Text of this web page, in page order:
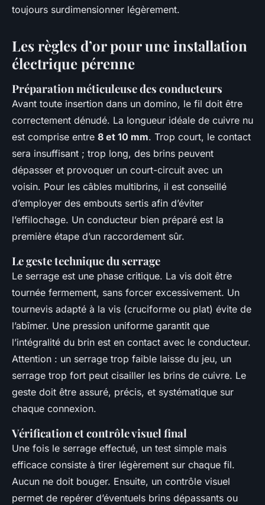
toujours surdimensionner légèrement.
Les règles d’or pour une installation
électrique pérenne
Préparation méticuleuse des conducteurs
Avant toute insertion dans un domino, le fil doit être
correctement dénudé. La longueur idéale de cuivre nu
est comprise entre 8 et 10 mm. Trop court, le contact
sera insuffisant ; trop long, des brins peuvent
dépasser et provoquer un court-circuit avec un
voisin. Pour les câbles multibrins, il est conseillé
d’employer des embouts sertis afin d’éviter
l’effilochage. Un conducteur bien préparé est la
première étape d’un raccordement sûr.
Le geste technique du serrage
Le serrage est une phase critique. La vis doit être
tournée fermement, sans forcer excessivement. Un
tournevis adapté à la vis (cruciforme ou plat) évite de
l’abîmer. Une pression uniforme garantit que
l’intégralité du brin est en contact avec le conducteur.
Attention : un serrage trop faible laisse du jeu, un
serrage trop fort peut cisailler les brins de cuivre. Le
geste doit être assuré, précis, et systématique sur
chaque connexion.
Vérification et contrôle visuel final
Une fois le serrage effectué, un test simple mais
efficace consiste à tirer légèrement sur chaque fil.
Aucun ne doit bouger. Ensuite, un contrôle visuel
permet de repérer d’éventuels brins dépassants ou